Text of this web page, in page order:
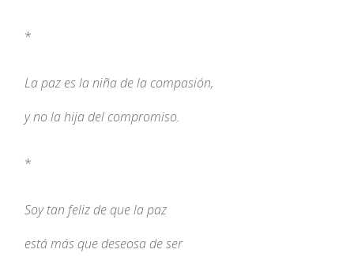
*
La paz es la niña de la compasión,
y no la hija del compromiso.
*
Soy tan feliz de que la paz
está más que deseosa de ser